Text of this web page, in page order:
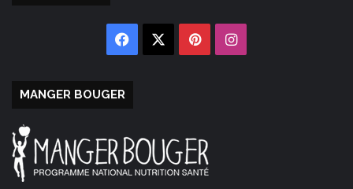
Facebook PinterestInstagram
MANGER BOUGER